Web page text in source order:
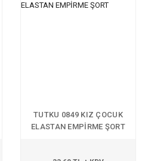
TUTKU 0849 KIZ ÇOCUK
ELASTAN EMPİRME ŞORT